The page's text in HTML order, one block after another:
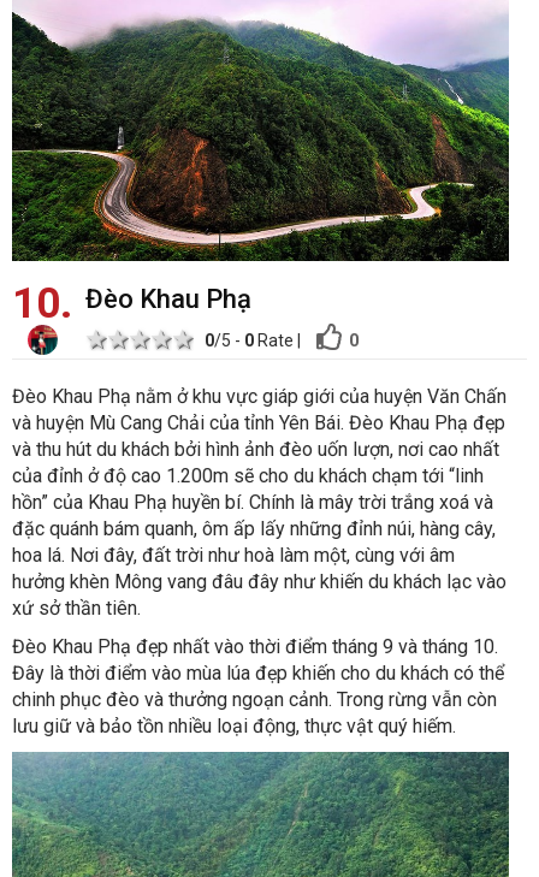
10 Đèo Khau Phạ
5 stars
4 stars
3 stars
2 stars
1 star 0/5 - 0Rate 0
Đèo Khau Phạ nằm ở khu vực giáp giới của huyện Văn Chấn
và huyện Mù Cang Chải của tỉnh Yên Bái. Đèo Khau Phạ đẹp
và thu hút du khách bởi hình ảnh đèo uốn lượn, nơi cao nhất
của đỉnh ở độ cao 1.200m sẽ cho du khách chạm tới “linh
hồn” của Khau Phạ huyền bí. Chính là mây trời trắng xoá và
đặc quánh bám quanh, ôm ấp lấy những đỉnh núi, hàng cây,
hoa lá. Nơi đây, đất trời như hoà làm một, cùng với âm
hưởng khèn Mông vang đâu đây như khiến du khách lạc vào
xứ sở thần tiên.
Đèo Khau Phạ đẹp nhất vào thời điểm tháng 9 và tháng 10.
Đây là thời điểm vào mùa lúa đẹp khiến cho du khách có thể
chinh phục đèo và thưởng ngoạn cảnh. Trong rừng vẫn còn
lưu giữ và bảo tồn nhiều loại động, thực vật quý hiếm.